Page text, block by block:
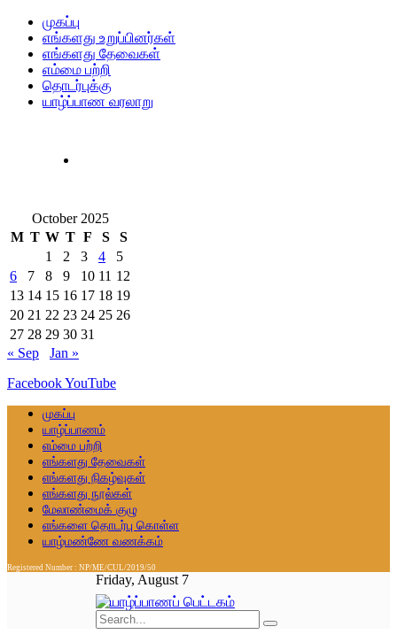
முகப்பு
எங்களது உறுப்பினர்கள்
எங்களது தேவைகள்
எம்மை பற்றி
தொடர்புக்கு
யாழ்ப்பாண வரலாறு
October 2025
M T W T F S
S
1
2 3 4
5
6
7 8 9 10 11 12
13 14 15 16 17 18 19
20 21 22 23 24 25 26
27 28 29 30 31
« Sep
Jan »
FacebookYouTube
முகப்பு
யாழ்ப்பாணம்
எம்மை பற்றி
எங்களது தேவைகள்
எங்களது நிகழ்வுகள்
எங்களது நூல்கள்
மேலாண்மைக் குழு
எங்களை தொடர்பு கொள்ள
யாழ்மண்ணே வணக்கம்
Registered Number : NP/ME/CUL/2019/50
Friday, August 7